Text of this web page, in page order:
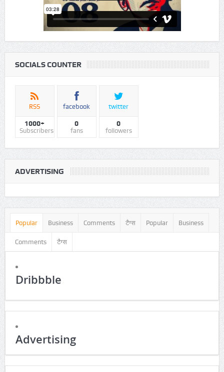
RSS
1000+
Subscribers
facebook
0
fans
twitter
0
followers
ADVERTISING
Comments
Dribbble
Advertising